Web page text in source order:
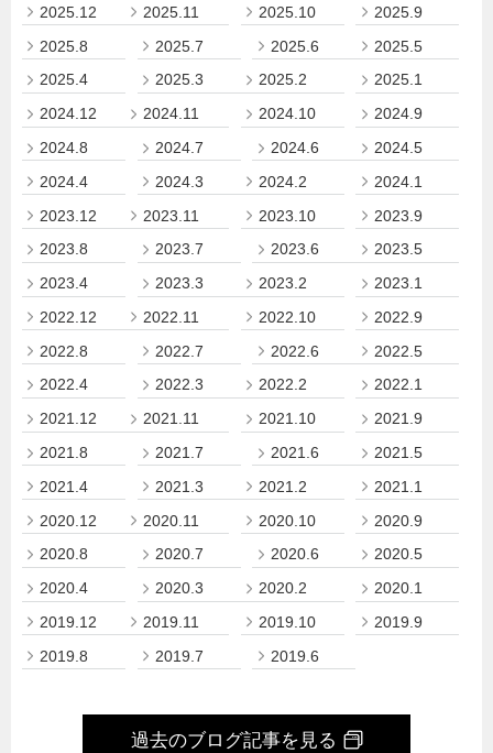
2025.12
2025.11 2025.10
2025.9
2025.8
2025.7 2025.6
2025.5
2025.4
2025.3 2025.2
2025.1
2024.12
2024.11 2024.10
2024.9
2024.8
2024.7 2024.6
2024.5
2024.4
2024.3 2024.2
2024.1
2023.12
2023.11 2023.10
2023.9
2023.8
2023.7 2023.6
2023.5
2023.4
2023.3 2023.2
2023.1
2022.12
2022.11 2022.10
2022.9
2022.8
2022.7 2022.6
2022.5
2022.4
2022.3 2022.2
2022.1
2021.12
2021.11 2021.10
2021.9
2021.8
2021.7 2021.6
2021.5
2021.4
2021.3 2021.2
2021.1
2020.12
2020.11 2020.10
2020.9
2020.8
2020.7 2020.6
2020.5
2020.4
2020.3 2020.2
2020.1
2019.12
2019.11 2019.10
2019.9
2019.8
2019.7 2019.6
過去のブログ記事を見る